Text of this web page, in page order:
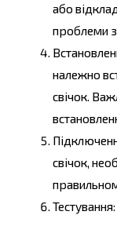
або
проблеми
належно
свічок.
свічок,